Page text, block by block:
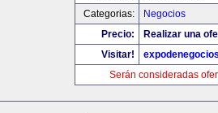
Categorias:
Negocios
Precio:
Realizar una
Visitar!
Serán consideradas